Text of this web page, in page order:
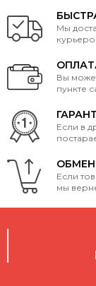
Мы
Вы
пункте
Если в
Если
мы